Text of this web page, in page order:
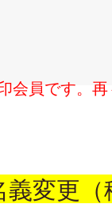
員です。再
義変更（